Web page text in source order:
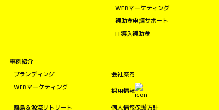
WEBマーケティング
補助金申請サポート
IT導入補助金
事例紹介
ブランディング
WEBマーケティング
離島＆源流リトリート
会社案内
採用情報
個人情報保護方針